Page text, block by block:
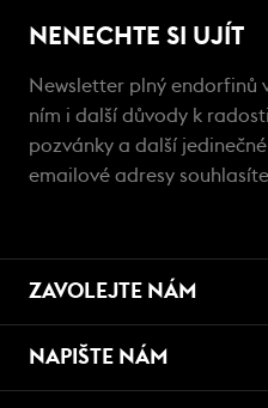
NENECHTE SI UJÍT
Newsletter plný endorfinů
ním i další důvody k
pozvánky a další
emailové adresy
ZAVOLEJTE NÁM
NAPIŠTE NÁM